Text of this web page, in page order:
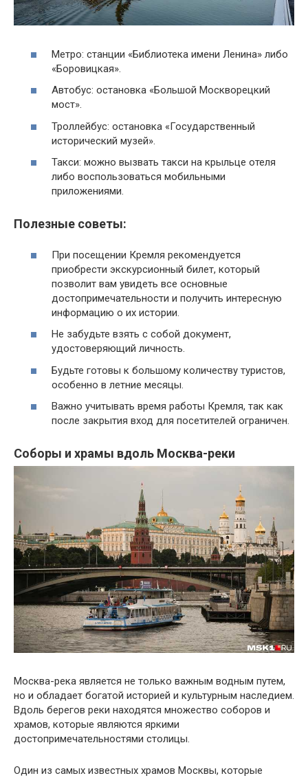
Метро: станции «Библиотека имени Ленина» либо
«Боровицкая».
Автобус: остановка «Большой Москворецкий
мост».
Троллейбус: остановка «Государственный
исторический музей».
Такси: можно вызвать такси на крыльце отеля
либо воспользоваться мобильными
приложениями.
Полезные советы:
При посещении Кремля рекомендуется
приобрести экскурсионный билет, который
позволит вам увидеть все основные
достопримечательности и получить интересную
информацию о их истории.
Не забудьте взять с собой документ,
удостоверяющий личность.
Будьте готовы к большому количеству туристов,
особенно в летние месяцы.
Важно учитывать время работы Кремля, так как
после закрытия вход для посетителей ограничен.
Соборы и храмы вдоль Москва-реки
Москва-река является не только важным водным путем,
но и обладает богатой историей и культурным наследием.
Вдоль берегов реки находятся множество соборов и
храмов, которые являются яркими
достопримечательностями столицы.
Один из самых известных храмов Москвы, которые